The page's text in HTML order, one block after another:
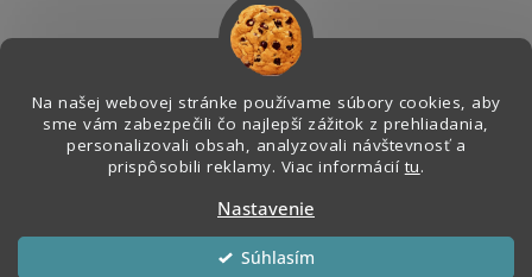
Na našej webovej stránke používame súbory cookies, aby
sme vám zabezpečili čo najlepší zážitok z prehliadania,
personalizovali obsah, analyzovali návštevnosť a
prispôsobili reklamy. Viac informácií tu.
Nastavenie
Súhlasím
Sledovať na Instagrame